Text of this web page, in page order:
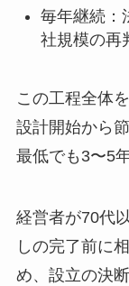
毎年継続：
社規模の再
この工程全体
設計開始から
最低でも3〜5
経営者が70代
しの完了前に
め、設立の決